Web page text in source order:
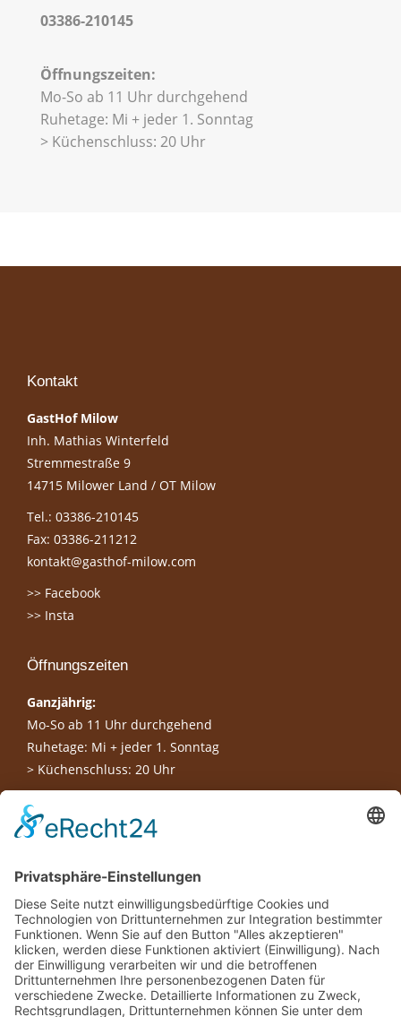
03386-210145
Öffnungszeiten:
Mo-So ab 11 Uhr durchgehend
Ruhetage: Mi + jeder 1. Sonntag
> Küchenschluss: 20 Uhr
Kontakt
GastHof Milow
Inh. Mathias Winterfeld
Stremmestraße 9
14715 Milower Land / OT Milow
Tel.: 03386-210145
Fax: 03386-211212
kontakt@gasthof-milow.com
>> Facebook
>> Insta
Öffnungszeiten
Ganzjährig:
Mo-So ab 11 Uhr durchgehend
Ruhetage: Mi + jeder 1. Sonntag
> Küchenschluss: 20 Uhr
Wir benötigen Ihre Zustimmung, um
Wir verwenden einen Service eines
Drittanbieters, um Karteninhalte einzubetten.
Dieser Service kann Daten zu Ihren Aktivitäten
sammeln. Bitte lesen Sie die Details durch und
stimmen Sie der Nutzung des Service zu, um
diese Karte anzuzeigen.